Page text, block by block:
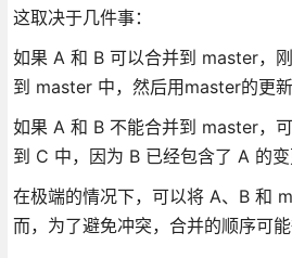
这取决于几件事：
如果 A 和 B 可以合并到 master，
到 master 中，然后用master的更新
如果 A 和 B 不能合并到 master，
到 C 中，因为 B 已经包含了 A 的变
在极端的情况下，可以将 A、B 和
而，为了避免冲突，合并的顺序可能